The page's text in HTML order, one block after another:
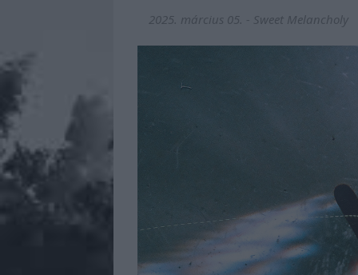
2025. március 05. - Sweet Melancholy